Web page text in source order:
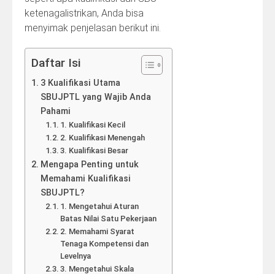
ketenagalistrikan, Anda bisa
menyimak penjelasan berikut ini.
Daftar Isi
3 Kualifikasi Utama
SBUJPTL yang Wajib Anda
Pahami
1. Kualifikasi Kecil
2. Kualifikasi Menengah
3. Kualifikasi Besar
Mengapa Penting untuk
Memahami Kualifikasi
SBUJPTL?
1. Mengetahui Aturan
Batas Nilai Satu Pekerjaan
2. Memahami Syarat
Tenaga Kompetensi dan
Levelnya
3. Mengetahui Skala